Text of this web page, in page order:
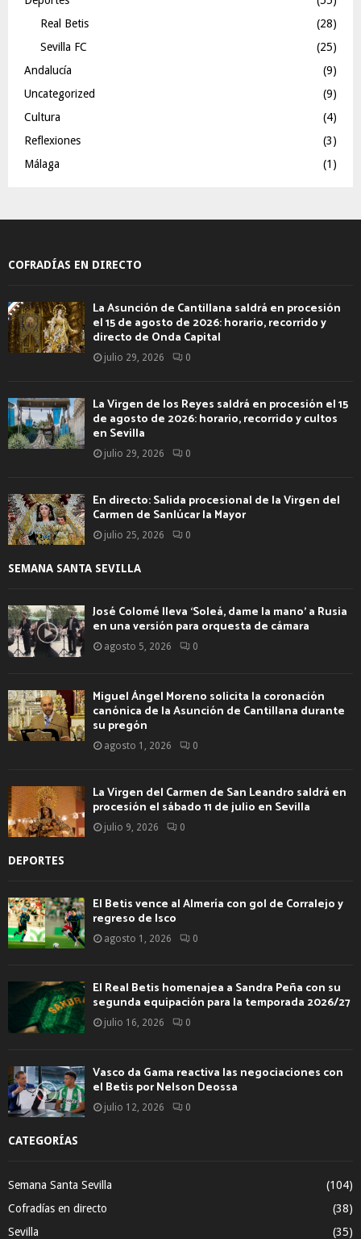
Real Betis
(28)
Sevilla FC
(25)
Andalucía
(9)
Uncategorized
(9)
Cultura
(4)
Reflexiones
(3)
Málaga
(1)
COFRADÍAS EN DIRECTO
La Asunción de Cantillana saldrá en procesión
el 15 de agosto de 2026: horario, recorrido y
directo de Onda Capital
julio 29, 2026 0
La Virgen de los Reyes saldrá en procesión el 15
de agosto de 2026: horario, recorrido y cultos
en Sevilla
julio 29, 2026 0
En directo: Salida procesional de la Virgen del
Carmen de Sanlúcar la Mayor
julio 25, 2026 0
SEMANA SANTA SEVILLA
José Colomé lleva ‘Soleá, dame la mano’ a Rusia
en una versión para orquesta de cámara
agosto 5, 2026 0
Miguel Ángel Moreno solicita la coronación
canónica de la Asunción de Cantillana durante
su pregón
agosto 1, 2026 0
La Virgen del Carmen de San Leandro saldrá en
procesión el sábado 11 de julio en Sevilla
julio 9, 2026 0
DEPORTES
El Betis vence al Almería con gol de Corralejo y
regreso de Isco
agosto 1, 2026 0
El Real Betis homenajea a Sandra Peña con su
segunda equipación para la temporada 2026/27
julio 16, 2026 0
Vasco da Gama reactiva las negociaciones con
el Betis por Nelson Deossa
julio 12, 2026 0
CATEGORÍAS
Semana Santa Sevilla
(104)
Cofradías en directo
(38)
Sevilla
(35)